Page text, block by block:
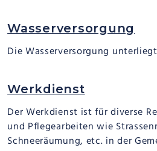
Wasserversorgung
Die Wasserversorgung
Werkdienst
Der Werkdienst ist für diverse
und Pflegearbeiten wie
Schneeräumung, etc. in der